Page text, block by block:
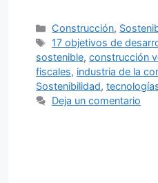
Categorías
Construcción,
Etiquetas
17 objetivos de
sostenible, construcción
fiscales, industria de la
Sostenibilidad,
Deja un comentario